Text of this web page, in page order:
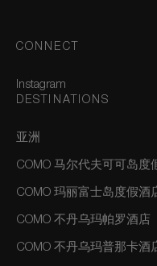
CONNECT
Instagram
DESTINATIONS
亚洲
COMO 马尔代夫可可岛度
COMO 玛丽富士岛度假酒
COMO 不丹乌玛帕罗酒店
COMO 不丹乌玛普那卡酒